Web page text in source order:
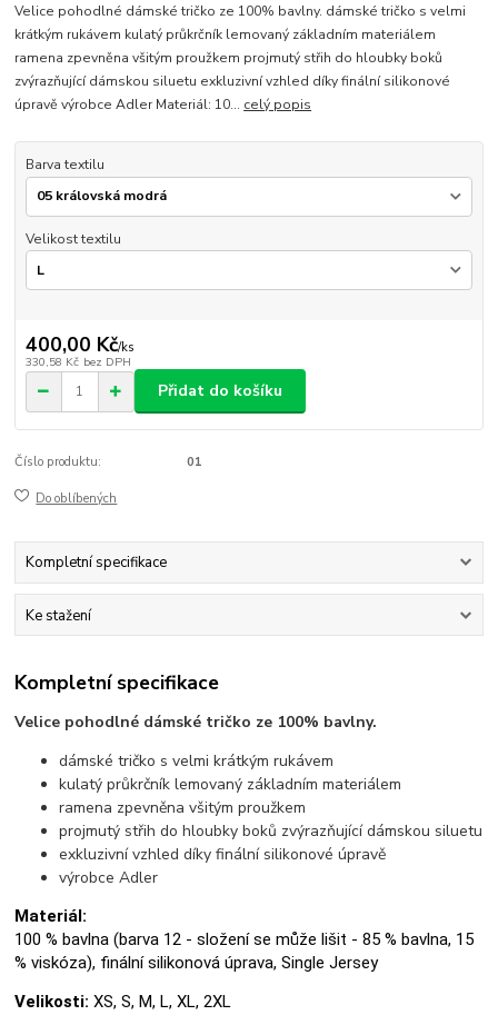
Velice pohodlné dámské tričko ze 100% bavlny. dámské tričko s velmi
krátkým rukávem kulatý průkrčník lemovaný základním materiálem
ramena zpevněna všitým proužkem projmutý střih do hloubky boků
zvýrazňující dámskou siluetu exkluzivní vzhled díky finální silikonové
úpravě výrobce Adler Materiál: 10... celý popis
Barva textilu
Velikost textilu
400,00 Kč/ks
330,58 Kč bez DPH
Přidat do košíku
Číslo produktu: 01
Do oblíbených
Kompletní specifikace
Ke stažení
Kompletní specifikace
Velice pohodlné dámské tričko ze 100% bavlny.
dámské tričko s velmi krátkým rukávem
kulatý průkrčník lemovaný základním materiálem
ramena zpevněna všitým proužkem
projmutý střih do hloubky boků zvýrazňující dámskou siluetu
exkluzivní vzhled díky finální silikonové úpravě
výrobce Adler
Materiál:
100 % bavlna (barva 12 - složení se může lišit - 85 % bavlna, 15
% viskóza), finální silikonová úprava, Single Jersey
Velikosti: XS, S, M, L, XL, 2XL